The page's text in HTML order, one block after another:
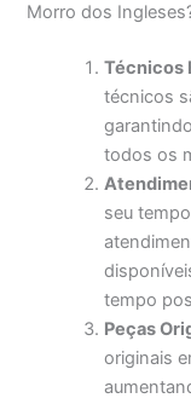
Morro dos
Técnicos
técnicos
todos os
seu
tempo
Peças
originais